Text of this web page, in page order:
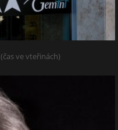
(čas ve vteřinách)